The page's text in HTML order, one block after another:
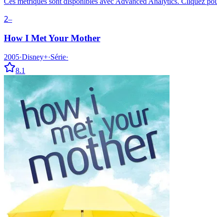
2–
How I Met Your Mother
2005·Disney+·Série·
8.1